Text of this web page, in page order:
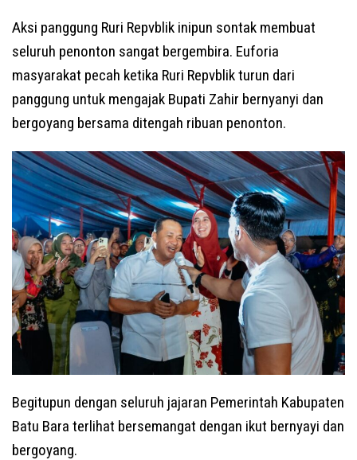
Aksi panggung Ruri Repvblik inipun sontak membuat
seluruh penonton sangat bergembira. Euforia
masyarakat pecah ketika Ruri Repvblik turun dari
panggung untuk mengajak Bupati Zahir bernyanyi dan
bergoyang bersama ditengah ribuan penonton.
Begitupun dengan seluruh jajaran Pemerintah Kabupaten
Batu Bara terlihat bersemangat dengan ikut bernyayi dan
bergoyang.